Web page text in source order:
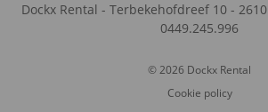
Dockx Rental - Terbekehofdreef 10 - 2610
0449.245.996
© 2026 Dockx Rental
Cookie policy